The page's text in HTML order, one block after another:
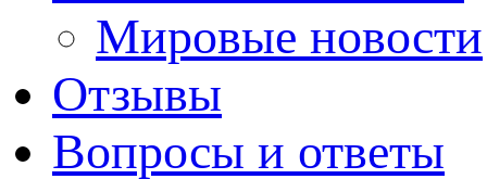
Мировые новости
Отзывы
Вопросы и ответы